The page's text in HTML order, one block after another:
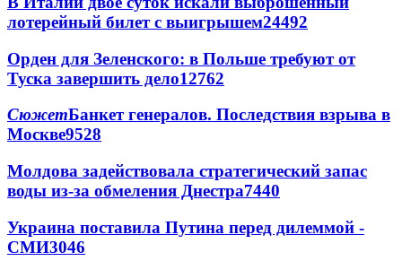
лотерейный билет с выигрышем24492
Орден для Зеленского: в Польше требуют от
Туска завершить дело12762
СюжетБанкет генералов. Последствия взрыва в
Москве9528
Молдова задействовала стратегический запас
воды из-за обмеления Днестра7440
Украина поставила Путина перед дилеммой -
СМИ3046